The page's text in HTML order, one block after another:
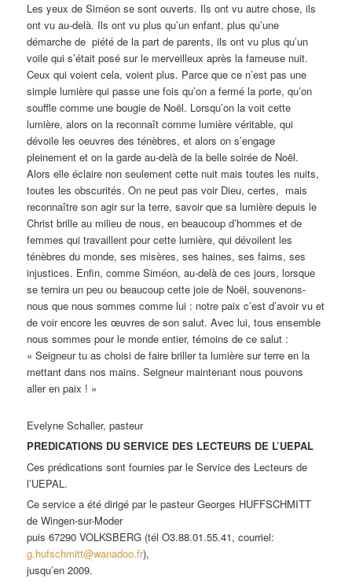
Les yeux de Siméon se sont ouverts. Ils ont vu autre chose, ils
ont vu au-delà. Ils ont vu plus qu’un enfant, plus qu’une
démarche de piété de la part de parents, ils ont vu plus qu’un
voile qui s’était posé sur le merveilleux après la fameuse nuit.
Ceux qui voient cela, voient plus. Parce que ce n’est pas une
simple lumière qui passe une fois qu’on a fermé la porte, qu’on
souffle comme une bougie de Noël. Lorsqu’on la voit cette
lumière, alors on la reconnaît comme lumière véritable, qui
dévoile les oeuvres des ténèbres, et alors on s’engage
pleinement et on la garde au-delà de la belle soirée de Noël.
Alors elle éclaire non seulement cette nuit mais toutes les nuits,
toutes les obscurités. On ne peut pas voir Dieu, certes, mais
reconnaître son agir sur la terre, savoir que sa lumière depuis le
Christ brille au milieu de nous, en beaucoup d’hommes et de
femmes qui travaillent pour cette lumière, qui dévoilent les
ténèbres du monde, ses misères, ses haines, ses faims, ses
injustices. Enfin, comme Siméon, au-delà de ces jours, lorsque
se ternira un peu ou beaucoup cette joie de Noël, souvenons-
nous que nous sommes comme lui : notre paix c’est d’avoir vu et
de voir encore les œuvres de son salut. Avec lui, tous ensemble
nous sommes pour le monde entier, témoins de ce salut :
« Seigneur tu as choisi de faire briller ta lumière sur terre en la
mettant dans nos mains. Seigneur maintenant nous pouvons
aller en paix ! »
Evelyne Schaller, pasteur
PREDICATIONS DU SERVICE DES LECTEURS DE L’UEPAL
Ces prédications sont fournies par le Service des Lecteurs de
l’UEPAL.
Ce service a été dirigé par le pasteur Georges HUFFSCHMITT
de Wingen-sur-Moder
puis 67290 VOLKSBERG (tél O3.88.01.55.41, courriel:
g.hufschmitt@wanadoo.fr),
jusqu’en 2009.